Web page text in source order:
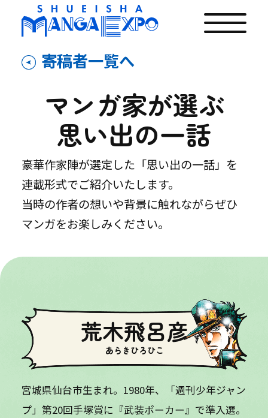
寄稿者一覧へ
マンガ家が選ぶ
思い出の一話
豪華作家陣が選定した「思い出の一話」を
連載形式でご紹介いたします。
当時の作者の想いや背景に触れながらぜひ
マンガをお楽しみください。
荒木飛呂彦
あらきひろひこ
宮城県仙台市生まれ。1980年、「週刊少年ジャン
プ」第20回手塚賞に『武装ポーカー』で準入選。